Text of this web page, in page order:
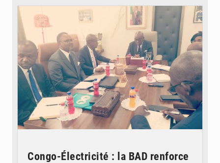
Congo-Électricité : la BAD renforce